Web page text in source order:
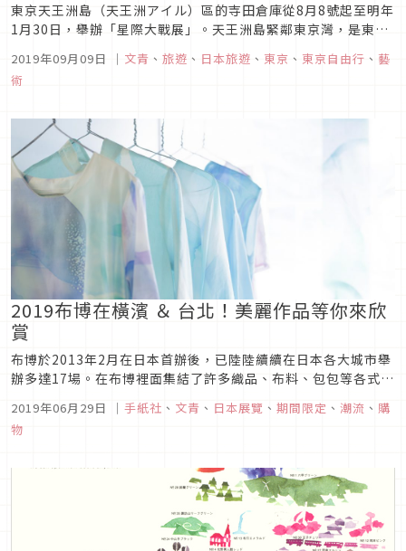
東京天王洲島（天王洲アイル）區的寺田倉庫從8月8號起至明年
1月30日，舉辦「星際大戰展」。天王洲島緊鄰東京灣，是東品
川的臨海再開發區，也是很多日劇喜歡取景的聖地！不只晚上有
夜景可欣賞，也是一個充滿藝術感的地方，隨處可見的裝置藝
術、大型壁畫，或是充滿特色的建築物，都為天王洲島增添了幾
2019年09月09日 ｜ 文青 、 旅遊 、 日本旅遊 、 東京 、 東京自由行 、 藝
術
2019布博在橫濱 ＆ 台北！美麗作品等你來欣
賞
布博於2013年2月在日本首辦後，已陸陸續續在日本各大城市舉
辦多達17場。在布博裡面集結了許多織品、布料、包包等各式布
類作品。在去年2018年11月也首次來台灣跨海舉辦。主辦單位
「手紙社」主要是一個編輯團隊，但是現在集中主力在「活
動」、「雜貨」及「咖啡」這三個分野。手紙社除了布博外，目
2019年06月29日 ｜ 手紙社 、 文青 、 日本展覽 、 期間限定 、 潮流 、 購
物